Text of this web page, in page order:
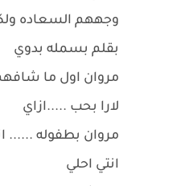
وجههم السعاده
بقلم بسمله بدوي
مروان اول ما
لارا بحب .....ازاي
مروان بطفوله ......
انتي احلي